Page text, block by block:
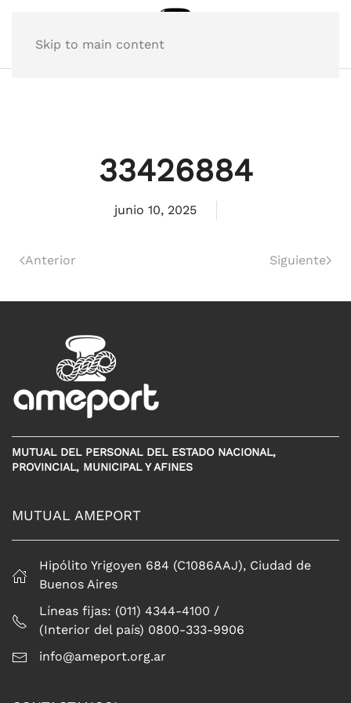
Skip to main content
33426884
junio 10, 2025
Anterior Siguiente
MUTUAL DEL PERSONAL DEL ESTADO NACIONAL,
PROVINCIAL, MUNICIPAL Y AFINES
MUTUAL AMEPORT
Hipólito Yrigoyen 684 (C1086AAJ), Ciudad de
Buenos Aires
Líneas fijas: (011) 4344-4100 /
(Interior del país) 0800-333-9906
info@ameport.org.ar